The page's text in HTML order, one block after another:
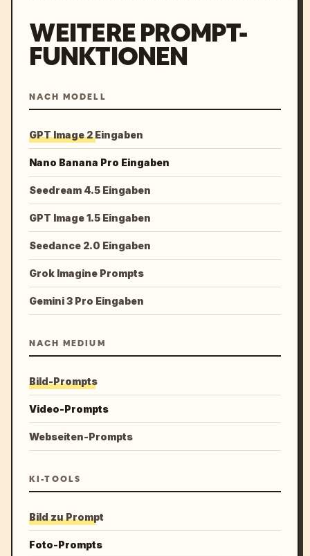
WEITERE PROMPT-
FUNKTIONEN
NACH MODELL
GPT Image 2 Eingaben
Nano Banana Pro Eingaben
Seedream 4.5 Eingaben
GPT Image 1.5 Eingaben
Seedance 2.0 Eingaben
Grok Imagine Prompts
Gemini 3 Pro Eingaben
NACH MEDIUM
Bild-Prompts
Video-Prompts
Webseiten-Prompts
KI-TOOLS
Bild zu Prompt
Foto-Prompts